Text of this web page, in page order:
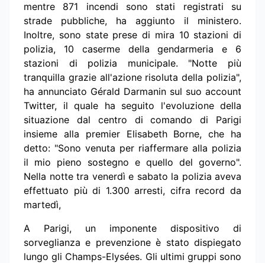
mentre 871 incendi sono stati registrati su
strade pubbliche, ha aggiunto il ministero.
Inoltre, sono state prese di mira 10 stazioni di
polizia, 10 caserme della gendarmeria e 6
stazioni di polizia municipale. "Notte più
tranquilla grazie all'azione risoluta della polizia",
ha annunciato Gérald Darmanin sul suo account
Twitter, il quale ha seguito l'evoluzione della
situazione dal centro di comando di Parigi
insieme alla premier Elisabeth Borne, che ha
detto: "Sono venuta per riaffermare alla polizia
il mio pieno sostegno e quello del governo".
Nella notte tra venerdì e sabato la polizia aveva
effettuato più di 1.300 arresti, cifra record da
martedì,
A Parigi, un imponente dispositivo di
sorveglianza e prevenzione è stato dispiegato
lungo gli Champs-Elysées. Gli ultimi gruppi sono